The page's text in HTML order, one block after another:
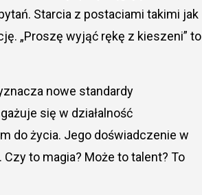
Starcia z postaciami takimi jak
„Proszę wyjąć rękę z kieszeni” to
nowe standardy
się w działalność
do życia. Jego doświadczenie w
to magia? Może to talent? To